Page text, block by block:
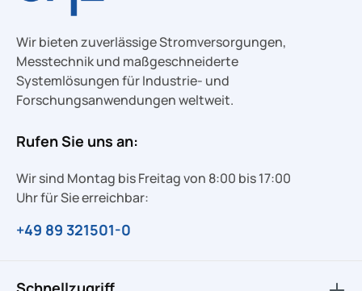
Wir bieten zuverlässige Stromversorgungen,
Messtechnik und maßgeschneiderte
Systemlösungen für Industrie- und
Forschungsanwendungen weltweit.
Rufen Sie uns an:
Wir sind Montag bis Freitag von 8:00 bis 17:00
Uhr für Sie erreichbar:
+49 89 321501-0